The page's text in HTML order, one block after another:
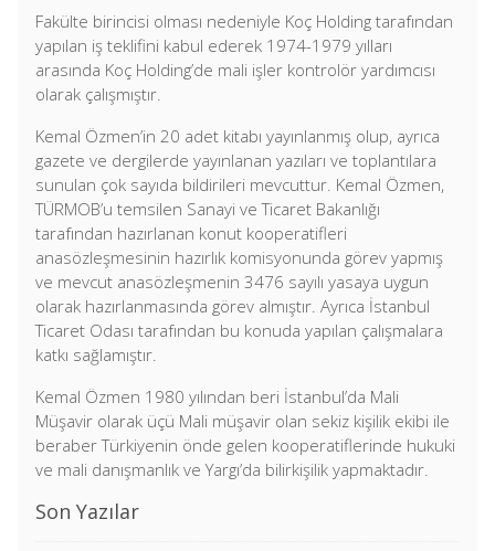
Fakülte birincisi olması nedeniyle Koç Holding tarafından
yapılan iş teklifini kabul ederek 1974-1979 yılları
arasında Koç Holding’de mali işler kontrolör yardımcısı
olarak çalışmıştır.
Kemal Özmen’in 20 adet kitabı yayınlanmış olup, ayrıca
gazete ve dergilerde yayınlanan yazıları ve toplantılara
sunulan çok sayıda bildirileri mevcuttur. Kemal Özmen,
TÜRMOB’u temsilen Sanayi ve Ticaret Bakanlığı
tarafından hazırlanan konut kooperatifleri
anasözleşmesinin hazırlık komisyonunda görev yapmış
ve mevcut anasözleşmenin 3476 sayılı yasaya uygun
olarak hazırlanmasında görev almıştır. Ayrıca İstanbul
Ticaret Odası tarafından bu konuda yapılan çalışmalara
katkı sağlamıştır.
Kemal Özmen 1980 yılından beri İstanbul’da Mali
Müşavir olarak üçü Mali müşavir olan sekiz kişilik ekibi ile
beraber Türkiyenin önde gelen kooperatiflerinde hukuki
ve mali danışmanlık ve Yargı’da bilirkişilik yapmaktadır.
Son Yazılar